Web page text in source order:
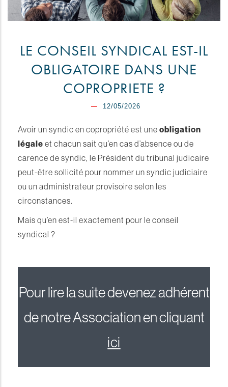
LE CONSEIL SYNDICAL EST-IL
OBLIGATOIRE DANS UNE
COPROPRIETE ?
12/05/2026
Avoir un syndic en copropriété est une obligation
légale et chacun sait qu’en cas d’absence ou de
carence de syndic, le Président du tribunal judicaire
peut-être sollicité pour nommer un syndic judiciaire
ou un administrateur provisoire selon les
circonstances.
Mais qu’en est-il exactement pour le conseil
syndical ?
Pour lire la suite devenez adhérent
de notre Association en cliquant
ici